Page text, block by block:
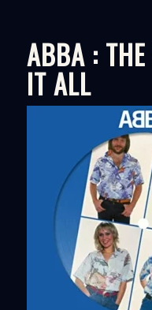
ABBA :
IT ALL